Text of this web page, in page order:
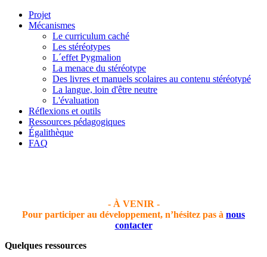
Projet
Mécanismes
Le curriculum caché
Les stéréotypes
L´effet Pygmalion
La menace du stéréotype
Des livres et manuels scolaires au contenu stéréotypé
La langue, loin d'être neutre
L'évaluation
Réflexions et outils
Ressources pédagogiques
Égalithèque
FAQ
- À VENIR -
Pour participer au développement, n’hésitez pas à nous
contacter
Quelques ressources